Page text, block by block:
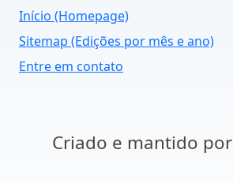
Início (Homepage)
Sitemap (Edições por mês e ano)
Entre em contato
Criado e mantido por